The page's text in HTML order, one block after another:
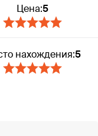
Цена:5
нахождения:5